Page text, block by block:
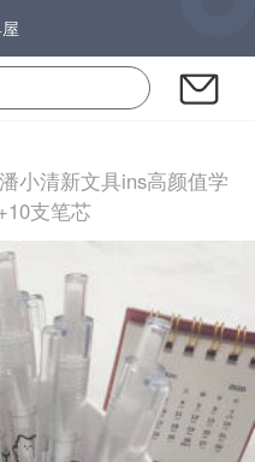
小清新文具ins高颜值学
支笔芯